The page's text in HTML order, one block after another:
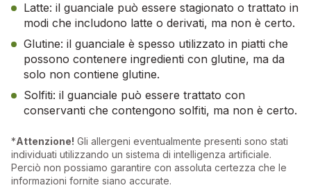
Latte: il guanciale può essere stagionato o trattato in
modi che includono latte o derivati, ma non è certo.
Glutine: il guanciale è spesso utilizzato in piatti che
possono contenere ingredienti con glutine, ma da
solo non contiene glutine.
Solfiti: il guanciale può essere trattato con
conservanti che contengono solfiti, ma non è certo.
*Attenzione! Gli allergeni eventualmente presenti sono stati
individuati utilizzando un sistema di intelligenza artificiale.
Perciò non possiamo garantire con assoluta certezza che le
informazioni fornite siano accurate.